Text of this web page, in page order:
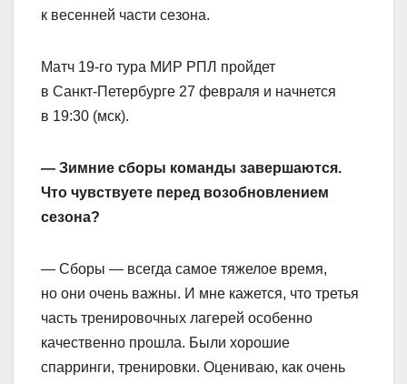
к весенней части сезона.
Матч 19‑го тура МИР РПЛ пройдет
в Санкт‑Петербурге 27 февраля и начнется
в 19:30 (мск).
— Зимние сборы команды завершаются.
Что чувствуете перед возобновлением
сезона?
— Сборы — всегда самое тяжелое время,
но они очень важны. И мне кажется, что третья
часть тренировочных лагерей особенно
качественно прошла. Были хорошие
спарринги, тренировки. Оцениваю, как очень